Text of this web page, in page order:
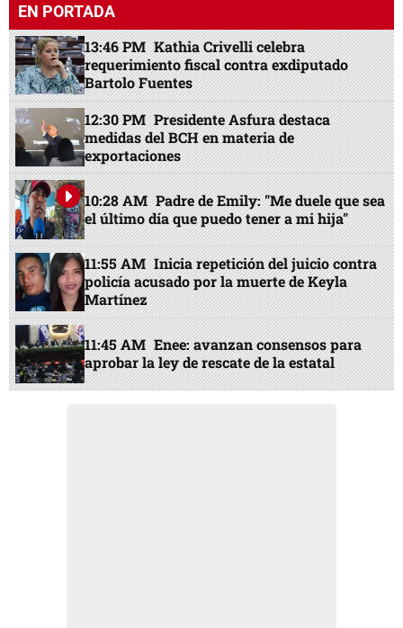
EN PORTADA
13:46 PM Kathia Crivelli celebra
requerimiento fiscal contra exdiputado
Bartolo Fuentes
12:30 PM Presidente Asfura destaca
medidas del BCH en materia de
exportaciones
10:28 AM Padre de Emily: "Me duele que sea
el último día que puedo tener a mi hija"
11:55 AM Inicia repetición del juicio contra
policía acusado por la muerte de Keyla
Martínez
11:45 AM Enee: avanzan consensos para
aprobar la ley de rescate de la estatal